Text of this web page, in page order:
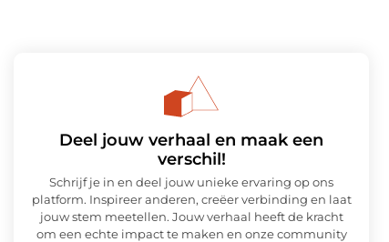
Deel jouw verhaal en maak een
verschil!
Schrijf je in en deel jouw unieke ervaring op ons
platform. Inspireer anderen, creëer verbinding en laat
jouw stem meetellen. Jouw verhaal heeft de kracht
om een echte impact te maken en onze community